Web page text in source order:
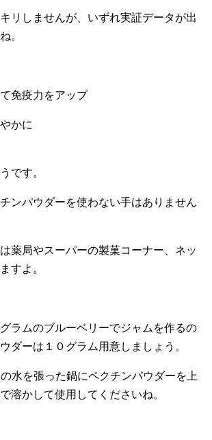
リしませんが、いずれ実証データが出
。
免疫力をアップ
かに
です。
ンパウダーを使わない手はありません
薬局やスーパーの製菓コーナー、ネッ
すよ。
ラムのブルーベリーでジャムを作るの
ダーは１０グラム用意しましょう。
水を張った鍋にペクチンパウダーを上
溶かして使用してくださいね。